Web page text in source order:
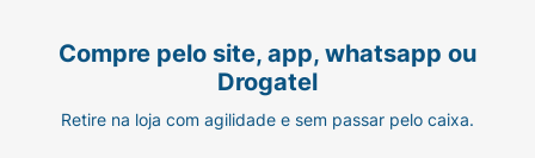
Compre pelo site, app, whatsapp ou
Drogatel
Retire na loja com agilidade e sem passar pelo caixa.